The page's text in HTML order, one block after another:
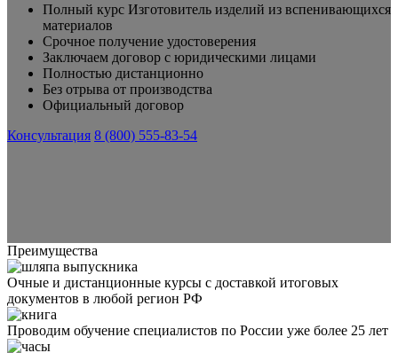
Полный курс Изготовитель изделий из вспенивающихся
материалов
Срочное получение удостоверения
Заключаем договор с юридическими лицами
Полностью дистанционно
Без отрыва от производства
Официальный договор
Консультация 8 (800) 555-83-54
Преимущества
Очные и дистанционные курсы с доставкой итоговых
документов в любой регион РФ
Проводим обучение специалистов по России уже более 25 лет